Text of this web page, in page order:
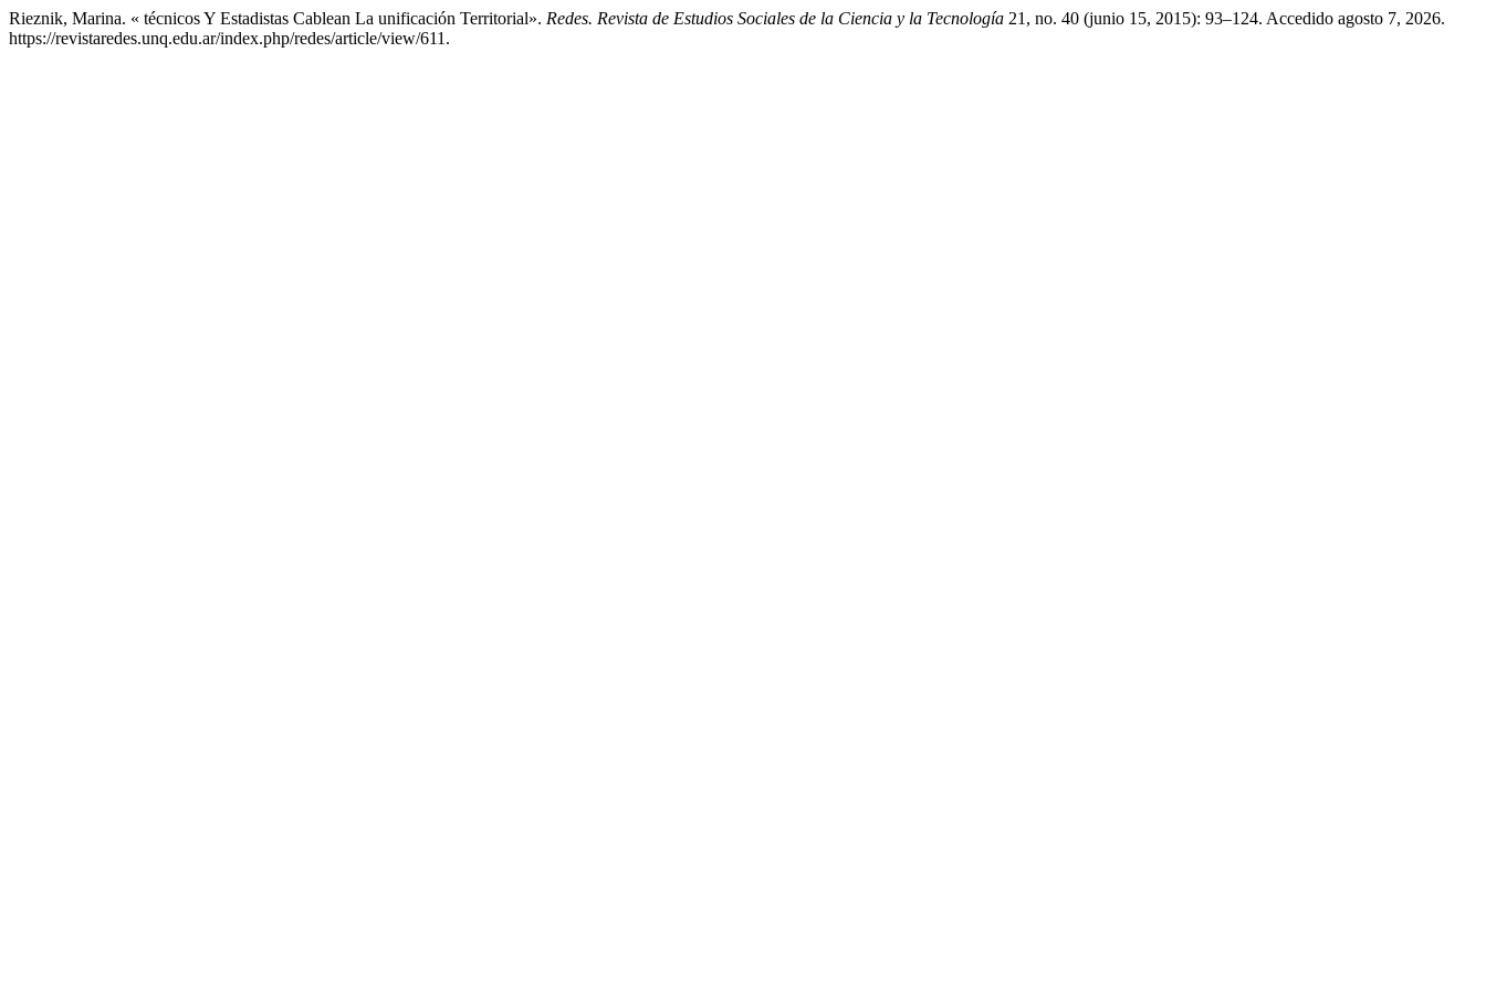
Rieznik, Marina. « técnicos Y Estadistas Cablean La unificación Territorial». Redes. Revista de Estudios Sociales de la Ciencia y la Tecnología 21, no. 40 (junio 15, 2015): 93–124. Accedido agosto 7, 2026.
https://revistaredes.unq.edu.ar/index.php/redes/article/view/611.